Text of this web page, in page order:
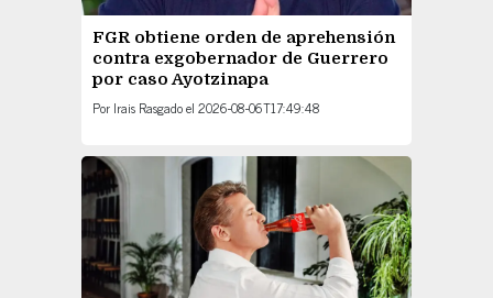
FGR obtiene orden de aprehensión
contra exgobernador de Guerrero
por caso Ayotzinapa
Por Irais Rasgadoel 2026-08-06T17:49:48